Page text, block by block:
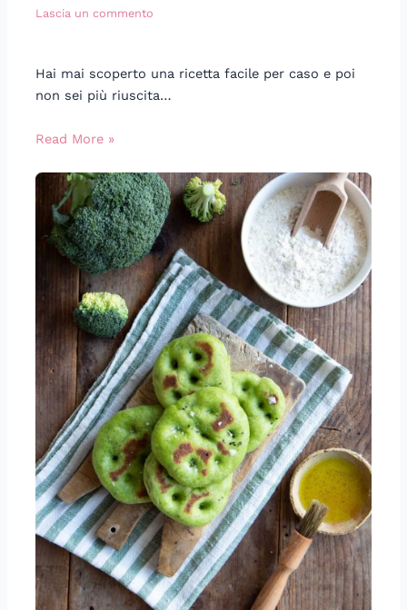
Lascia un commento
Hai mai scoperto una ricetta facile per caso e poi
non sei più riuscita…
Read More »